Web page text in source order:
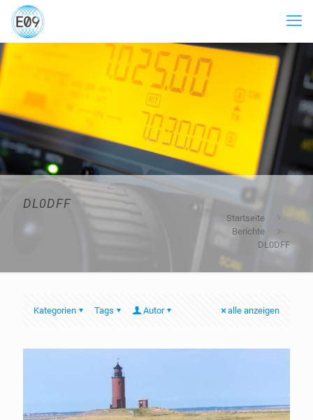
DL0DFF
Startseite
Berichte
DL0DFF
Kategorien Tags Autor alle anzeigen